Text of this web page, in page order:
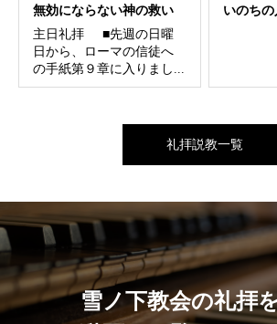
無効にならない神の救い
主日礼拝 ■先週の日曜
日から、ローマの信徒へ
の手紙第９章に入りまし...
いのちの
礼拝説教一覧
雪ノ下教会の礼拝